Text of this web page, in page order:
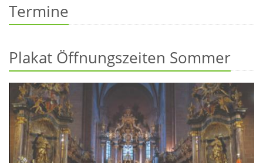
Termine
Plakat Öffnungszeiten Sommer